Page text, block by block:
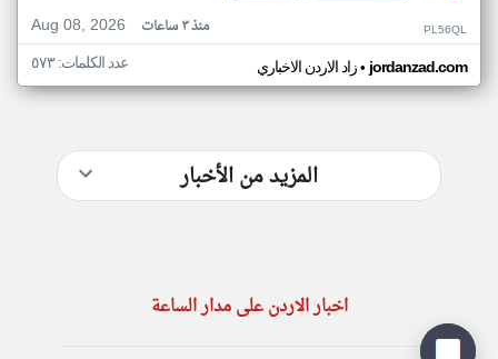
Aug 08, 2026
منذ ٣ ساعات PL56QL
زاد الاردن الاخباري•jordanzad.com عدد الكلمات: ٥٧٣
المزيد من الأخبار
اخبار الاردن على مدار الساعة